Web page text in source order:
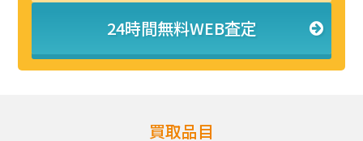
24時間無料WEB査定
買取品目